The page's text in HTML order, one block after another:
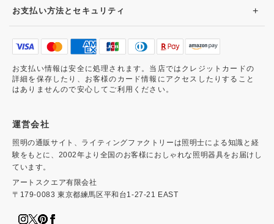
お支払い方法とセキュリティ +
お支払い情報は安全に処理されます。当店ではクレジットカードの
詳細を保存したり、お客様のカード情報にアクセスしたりすること
はありませんので安心してご利用ください。
運営会社
照明の通販サイト、ライティングファクトリーは照明士による知識と経
験をもとに、2002年より全国のお客様におしゃれな照明器具をお届けし
ています。
アートスクエア有限会社
〒179-0083 東京都練馬区平和台1-27-21 EAST